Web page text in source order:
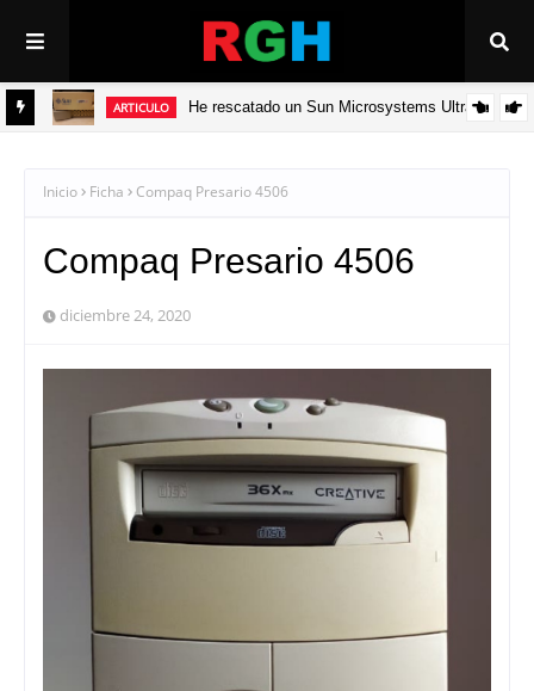
ARTICULO He rescatado un Sun Microsystems Ultra 5
Inicio Ficha Compaq Presario 4506
Compaq Presario 4506
diciembre 24, 2020